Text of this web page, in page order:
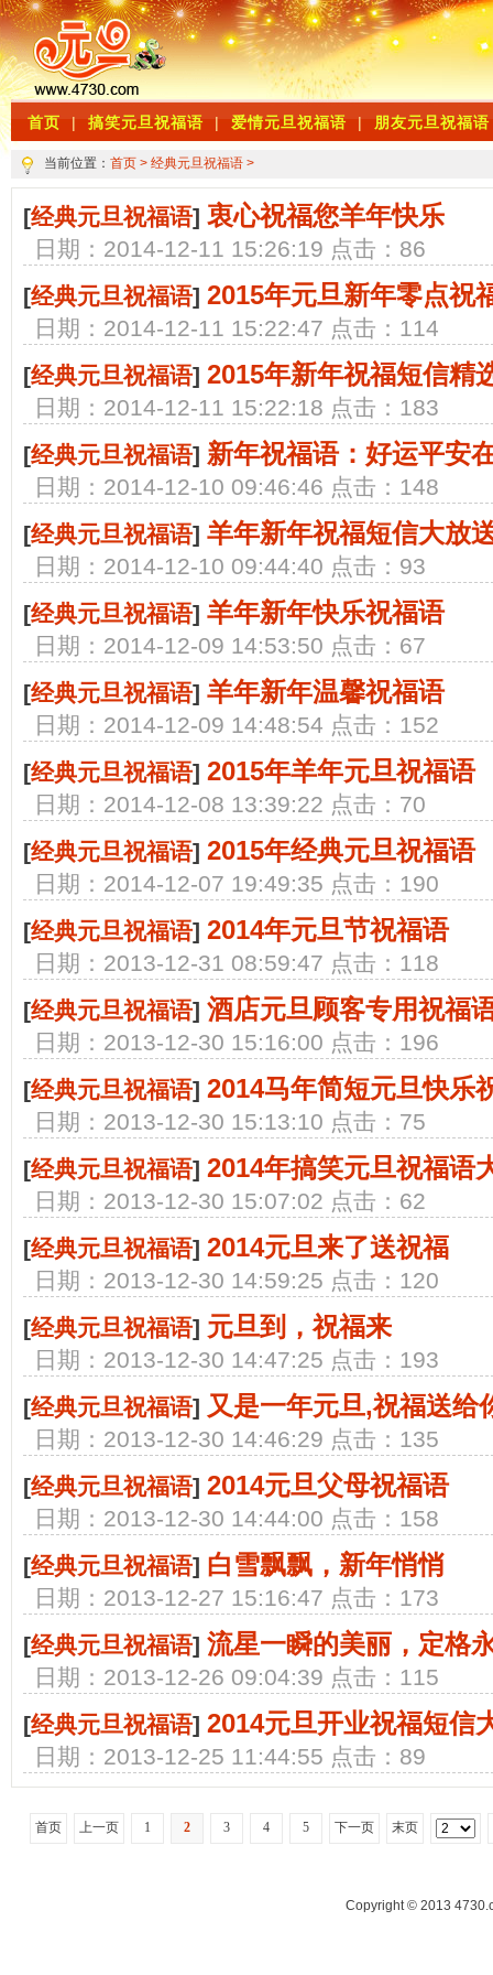
首页 | 搞笑元旦祝福语 | 爱情元旦祝福语 | 朋友元旦祝福语
当前位置： 首页 > 经典元旦祝福语 >
[经典元旦祝福语] 衷心祝福您羊年快乐
日期：2014-12-11 15:26:19 点击：86
[经典元旦祝福语] 2015年元旦新年零点祝
日期：2014-12-11 15:22:47 点击：114
[经典元旦祝福语] 2015年新年祝福短信精
日期：2014-12-11 15:22:18 点击：183
[经典元旦祝福语] 新年祝福语：好运平安
日期：2014-12-10 09:46:46 点击：148
[经典元旦祝福语] 羊年新年祝福短信大放
日期：2014-12-10 09:44:40 点击：93
[经典元旦祝福语] 羊年新年快乐祝福语
日期：2014-12-09 14:53:50 点击：67
[经典元旦祝福语] 羊年新年温馨祝福语
日期：2014-12-09 14:48:54 点击：152
[经典元旦祝福语] 2015年羊年元旦祝福语
日期：2014-12-08 13:39:22 点击：70
[经典元旦祝福语] 2015年经典元旦祝福语
日期：2014-12-07 19:49:35 点击：190
[经典元旦祝福语] 2014年元旦节祝福语
日期：2013-12-31 08:59:47 点击：118
[经典元旦祝福语] 酒店元旦顾客专用祝福
日期：2013-12-30 15:16:00 点击：196
[经典元旦祝福语] 2014马年简短元旦快乐
日期：2013-12-30 15:13:10 点击：75
[经典元旦祝福语] 2014年搞笑元旦祝福语
日期：2013-12-30 15:07:02 点击：62
[经典元旦祝福语] 2014元旦来了送祝福
日期：2013-12-30 14:59:25 点击：120
[经典元旦祝福语] 元旦到，祝福来
日期：2013-12-30 14:47:25 点击：193
[经典元旦祝福语] 又是一年元旦,祝福送给
日期：2013-12-30 14:46:29 点击：135
[经典元旦祝福语] 2014元旦父母祝福语
日期：2013-12-30 14:44:00 点击：158
[经典元旦祝福语] 白雪飘飘，新年悄悄
日期：2013-12-27 15:16:47 点击：173
[经典元旦祝福语] 流星一瞬的美丽，定格
日期：2013-12-26 09:04:39 点击：115
[经典元旦祝福语] 2014元旦开业祝福短信
日期：2013-12-25 11:44:55 点击：89
首页 上一页 1 2 3 4 5 下一页 末页
Copyright © 2013